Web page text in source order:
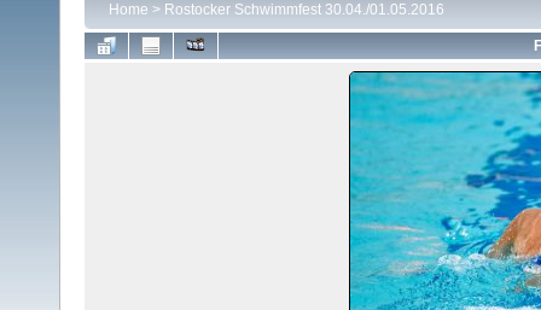
Home > Rostocker Schwimmfest 30.04./01.05.2016